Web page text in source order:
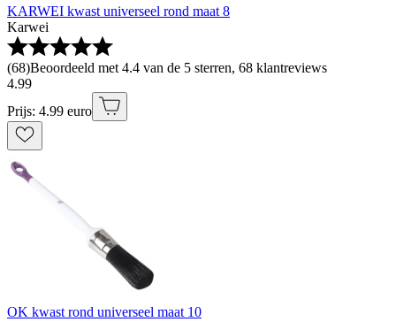
KARWEI kwast universeel rond maat 8
Karwei
(68)Beoordeeld met 4.4 van de 5 sterren, 68 klantreviews
4.99
Prijs: 4.99 euro
OK kwast rond universeel maat 10